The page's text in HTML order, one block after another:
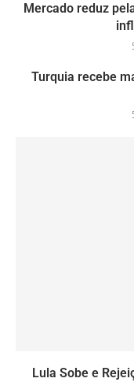
Mercado reduz
Turquia recebe
Lula Sobe e